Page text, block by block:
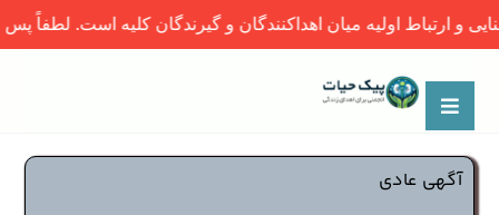
آگهی عادی
میان اهداکنندگان و گیرندگان کلیه است. لطفاً پس از